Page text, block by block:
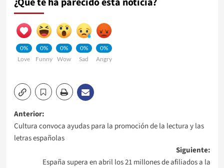
0%
Love
0%
Funny
0%
Wow
0%
Sad
0%
Angry
Navegación
de
entradas
Anterior:
Cultura convoca ayudas para la promoción de la lectura y las
letras españolas
Siguiente:
España supera en abril los 21 millones de afiliados a la